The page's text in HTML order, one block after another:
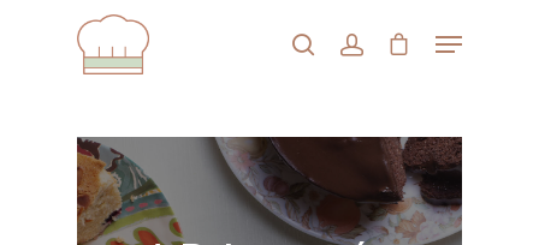
Aperte enter para iniciar a busca ou
ESC para fechar